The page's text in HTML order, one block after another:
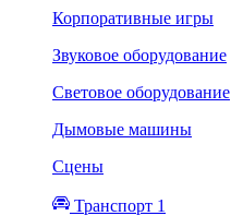
Корпоративные игры
Звуковое оборудование
Световое оборудование
Дымовые машины
Сцены
Транспорт 1